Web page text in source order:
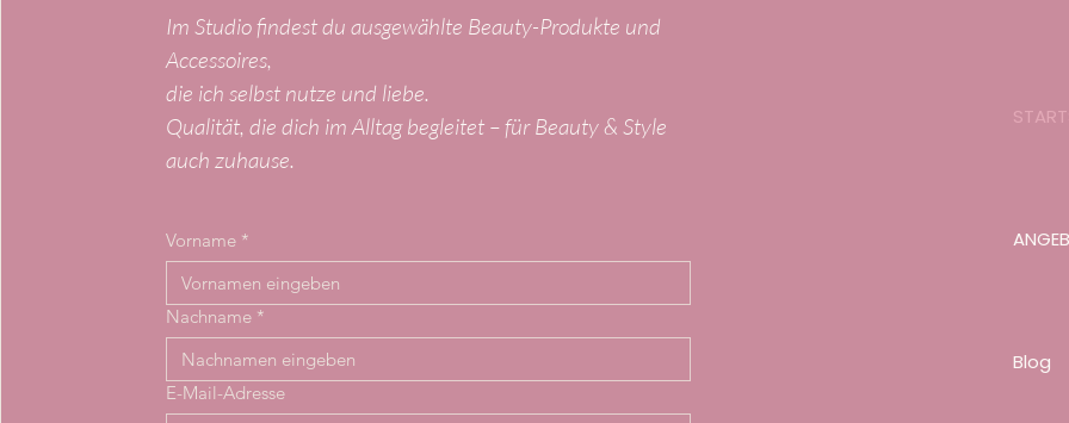
Im Studio findest du ausgewählte Beauty-Produkte und
Accessoires,
die ich selbst nutze und liebe.
Qualität, die dich im Alltag begleitet – für Beauty & Style
auch zuhause.
Vorname *
Nachname *
E-Mail-Adresse
Blog